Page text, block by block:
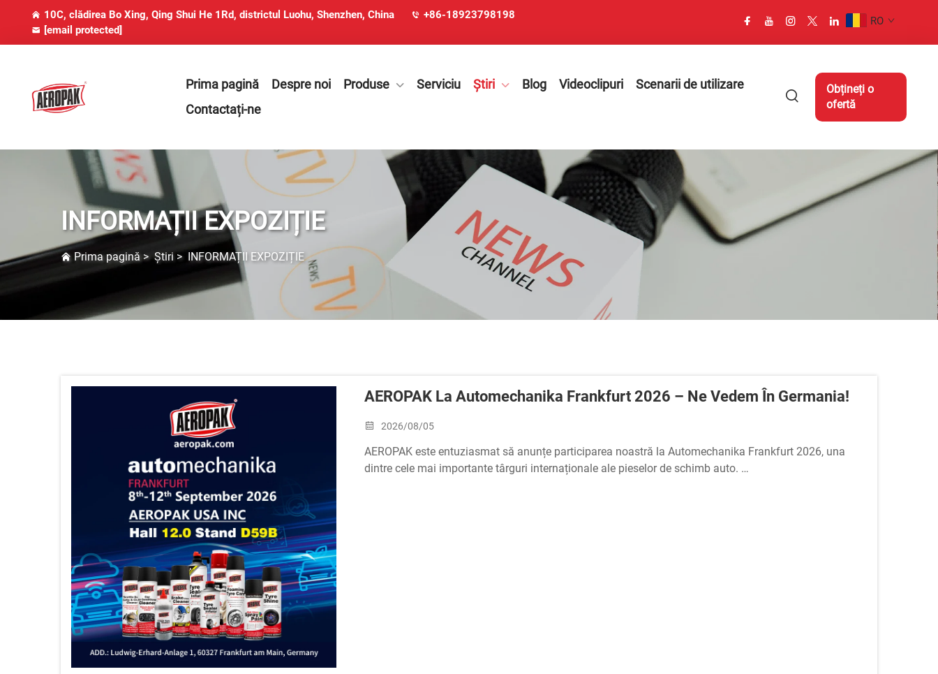
10C, clădirea Bo Xing, Qing Shui He 1Rd, districtul Luohu, Shenzhen, China
+86-18923798198
[email protected]
RO
Prima pagină Despre noi Produse Serviciu Știri Blog Videoclipuri
Scenarii de utilizare
Contactați-ne
Obțineți o
ofertă
INFORMAȚII EXPOZIȚIE
Prima pagină >Știri > INFORMAȚII EXPOZIȚIE
AEROPAK La Automechanika Frankfurt 2026 – Ne Vedem În Germania!
2026/08/05
AEROPAK este entuziasmat să anunțe participarea noastră la Automechanika Frankfurt 2026, una
dintre cele mai importante târguri internaționale ale pieselor de schimb auto.